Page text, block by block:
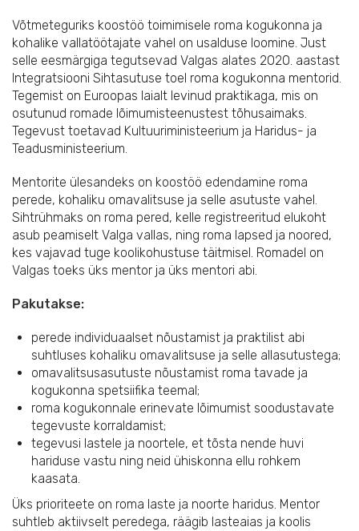
Võtmeteguriks koostöö toimimisele roma kogukonna ja
kohalike vallatöötajate vahel on usalduse loomine. Just
selle eesmärgiga tegutsevad Valgas alates 2020. aastast
Integratsiooni Sihtasutuse toel roma kogukonna mentorid.
Tegemist on Euroopas laialt levinud praktikaga, mis on
osutunud romade lõimumisteenustest tõhusaimaks.
Tegevust toetavad Kultuuriministeerium ja Haridus- ja
Teadusministeerium.
Mentorite ülesandeks on koostöö edendamine roma
perede, kohaliku omavalitsuse ja selle asutuste vahel.
Sihtrühmaks on roma pered, kelle registreeritud elukoht
asub peamiselt Valga vallas, ning roma lapsed ja noored,
kes vajavad tuge koolikohustuse täitmisel. Romadel on
Valgas toeks üks mentor ja üks mentori abi.
Pakutakse:
perede individuaalset nõustamist ja praktilist abi
suhtluses kohaliku omavalitsuse ja selle allasutustega;
omavalitsusasutuste nõustamist roma tavade ja
kogukonna spetsiifika teemal;
roma kogukonnale erinevate lõimumist soodustavate
tegevuste korraldamist;
tegevusi lastele ja noortele, et tõsta nende huvi
hariduse vastu ning neid ühiskonna ellu rohkem
kaasata.
Üks prioriteete on roma laste ja noorte haridus. Mentor
suhtleb aktiivselt peredega, räägib lasteaias ja koolis